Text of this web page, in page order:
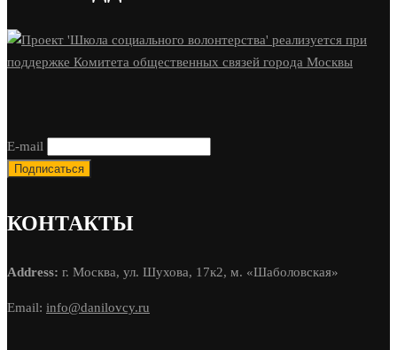
E-mail
КОНТАКТЫ
Address: г. Москва, ул. Шухова, 17к2, м. «Шаболовская»
Email: info@danilovcy.ru